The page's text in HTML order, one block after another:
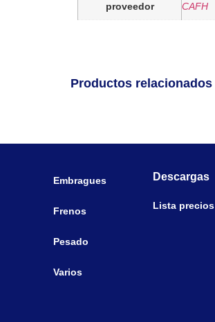
proveedor CAFH
Productos relacionados
Embragues
Frenos
Pesado
Varios
Descargas
Lista precios